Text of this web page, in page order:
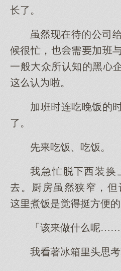
长了。
虽现在待的公司
候很忙，需加班
一般众所认知的黑
认啦。
加班连吃晚饭的
了。
先吃饭、吃饭。
我急忙西装
。厨房虽狭窄，但
煮饭是觉挺方便的
「该做什呢……
我著冰箱头思考